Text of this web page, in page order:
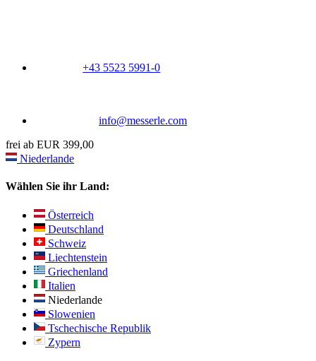
+43 5523 5991-0
info@messerle.com
frei ab EUR 399,00
Niederlande
Wählen Sie ihr Land:
Österreich
Deutschland
Schweiz
Liechtenstein
Griechenland
Italien
Niederlande
Slowenien
Tschechische Republik
Zypern